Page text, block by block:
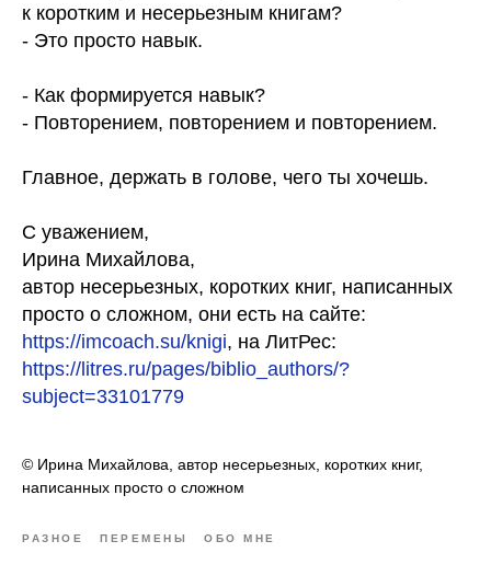
к коротким и несерьезным книгам?
- Это просто навык.
- Как формируется навык?
- Повторением, повторением и повторением.
Главное, держать в голове, чего ты хочешь.
С уважением,
Ирина Михайлова,
автор несерьезных, коротких книг, написанных
просто о сложном, они есть на сайте:
https://imcoach.su/knigi, на ЛитРес:
https://litres.ru/pages/biblio_authors/?
subject=33101779
© Ирина Михайлова, автор несерьезных, коротких книг,
написанных просто о сложном
РАЗНОЕ ПЕРЕМЕНЫ ОБО МНЕ